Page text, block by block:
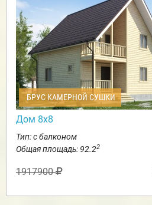
БРУС КАМЕРНОЙ СУШКИ
Дом 8х8
Тип: с балконом
Общая площадь: 92.22
1917900